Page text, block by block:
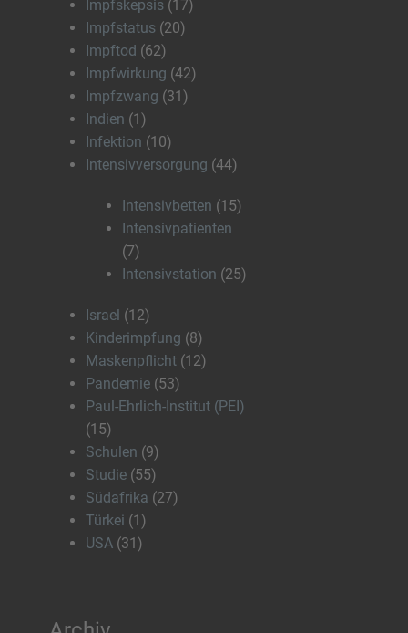
Impfskepsis (17)
Impfstatus (20)
Impftod (62)
Impfwirkung (42)
Impfzwang (31)
Indien (1)
Infektion (10)
Intensivversorgung (44)
Intensivbetten (15)
Intensivpatienten
(7)
Intensivstation (25)
Israel (12)
Kinderimpfung (8)
Maskenpflicht (12)
Pandemie (53)
Paul-Ehrlich-Institut (PEI)
(15)
Schulen (9)
Studie (55)
Südafrika (27)
Türkei (1)
USA (31)